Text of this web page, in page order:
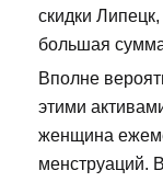
скидки
большая
Вполне
этими
женщина
менструаций.